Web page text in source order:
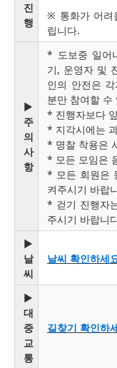
진
행
※ 통화가 어려
립니다.
▶
주
의
사
항
* 도보중 일어
기, 운영자 및
인의 안전은
분만 참여할 수
* 진행자보다
* 지각시에는
* 명찰 착용은
* 모든 모임은
* 모든 회원은
켜주시기 바랍
* 걷기 진행자
주시기 바랍니
▶
날
씨
날씨 확인하세
▶
대
중
교
통
길찾기 확인하